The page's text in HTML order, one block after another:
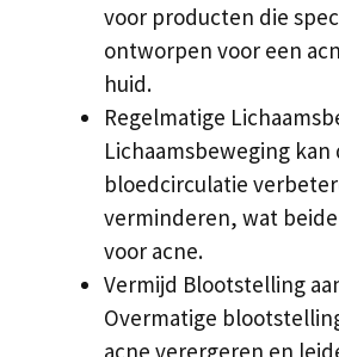
voor producten die
ontworpen voor een
huid.
Regelmatige
Lichaamsbeweging kan
bloedcirculatie
verminderen, wat
voor acne.
Vermijd Blootstelling
Overmatige
acne verergeren en